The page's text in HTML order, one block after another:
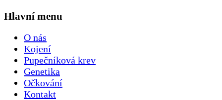
Hlavní menu
O nás
Kojení
Pupečníková krev
Genetika
Očkování
Kontakt